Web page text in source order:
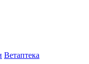
Ветаптека